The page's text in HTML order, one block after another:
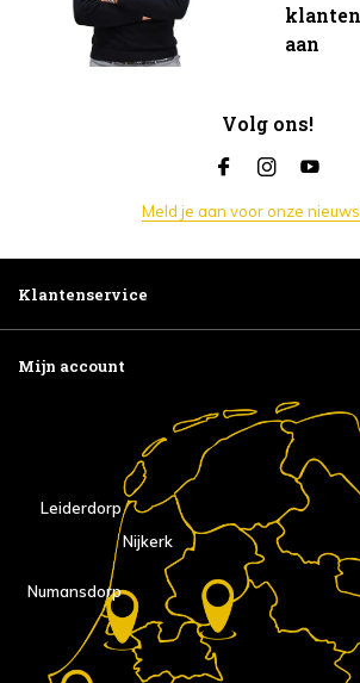
aan
Volg ons!
Meld je aan voor onze
Klantenservice
Mijn account
Nijkerk
Numansdorp
Leiderdorp